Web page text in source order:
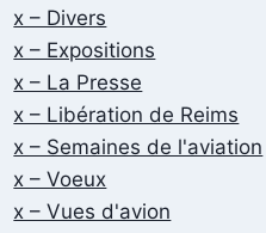
x – Divers
x – Expositions
x – La Presse
x – Libération de Reims
x – Semaines de l'aviation
x – Voeux
x – Vues d'avion